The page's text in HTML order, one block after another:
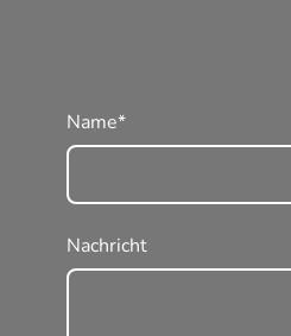
Name*
Nachricht